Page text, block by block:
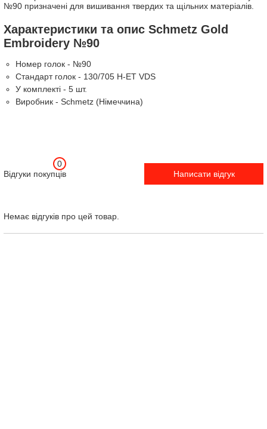
№90 призначені для вишивання твердих та щільних матеріалів.
Характеристики та опис Schmetz Gold
Embroidery №90
Номер голок - №90
Стандарт голок - 130/705 H-ET VDS
У комплекті - 5 шт.
Виробник - Schmetz (Німеччина)
Відгуки покупців
0
Написати відгук
Немає відгуків про цей товар.